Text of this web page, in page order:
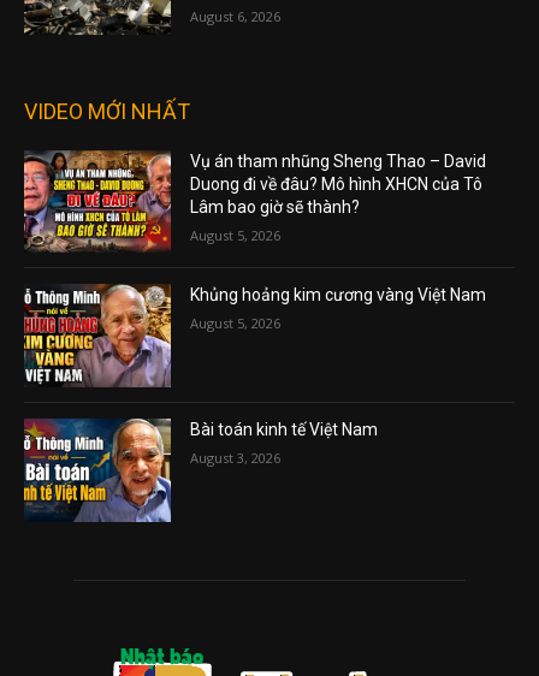
August 6, 2026
VIDEO MỚI NHẤT
Vụ án tham nhũng Sheng Thao – David
Duong đi về đâu? Mô hình XHCN của Tô
Lâm bao giờ sẽ thành?
August 5, 2026
Khủng hoảng kim cương vàng Việt Nam
August 5, 2026
Bài toán kinh tế Việt Nam
August 3, 2026